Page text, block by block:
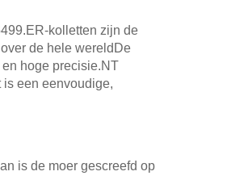
kolletten zijn de
de hele wereldDe
hoge precisie.NT
een eenvoudige,
is de moer gescreefd op